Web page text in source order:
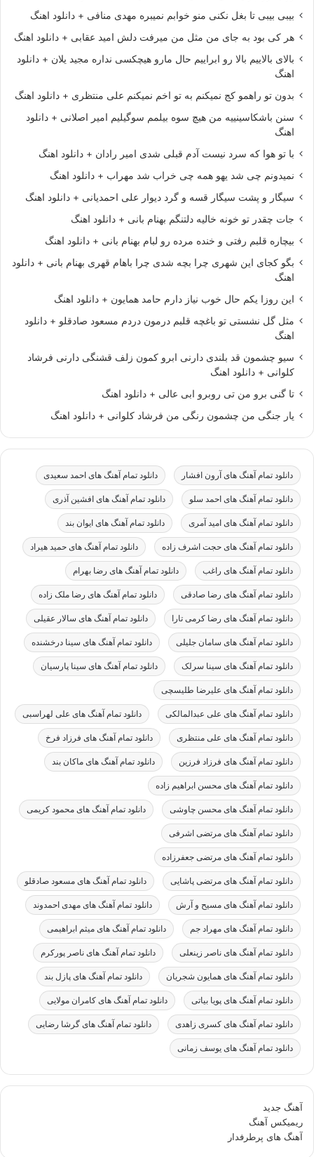
بیبی بیبی تا بغل نکنی منو خوابم نمیبره مهدی منافی + دانلود اهنگ
هر کی بود به جای من مثل من میرفت دلش امید عقابی + دانلود اهنگ
بالای بالاییم بالا رو ابراییم حال مارو هیچکسی نداره مجید یلان + دانلود
اهنگ
بدون تو راهمو کج نمیکنم به تو اخم نمیکنم علی منتظری + دانلود اهنگ
سنن باشکاسینییه من هیچ سوه بیلمم سوگیلیم امیر اصلانی + دانلود
اهنگ
با تو هوا که سرد نیست آدم قبلی شدی امیر رادان + دانلود اهنگ
نمیدونم چی شد یهو همه چی خراب شد مهراب + دانلود اهنگ
سیگار و پشت سیگار قسه و گرد دیوار علی احمدیانی + دانلود اهنگ
جات چقدر تو خونه خالیه دلتنگم بهنام بانی + دانلود اهنگ
بیچاره قلبم رفتی و خنده مرده رو لبام بهنام بانی + دانلود اهنگ
بگو کجای این شهری چرا بچه شدی چرا باهام قهری بهنام بانی + دانلود
اهنگ
این روزا یکم حال خوب نیاز دارم حامد همایون + دانلود اهنگ
مثل گل نشستی تو باغچه قلبم درمون دردم مسعود صادقلو + دانلود
اهنگ
سیو چشمون قد بلندی دارنی ابرو کمون زلف قشنگی دارنی فرشاد
کلوانی + دانلود اهنگ
تا گنی برو من تی روبرو ابی عالی + دانلود اهنگ
یار جنگی من چشمون رنگی من فرشاد کلوانی + دانلود اهنگ
دانلود تمام آهنگ های آرون افشار دانلود تمام آهنگ های احمد سعیدی
دانلود تمام آهنگ های احمد سلو دانلود تمام آهنگ های افشین آذری
دانلود تمام آهنگ های امید آمری دانلود تمام آهنگ های ایوان بند
دانلود تمام آهنگ های حجت اشرف زاده دانلود تمام آهنگ های حمید هیراد
دانلود تمام آهنگ های راغب دانلود تمام آهنگ های رضا بهرام
دانلود تمام آهنگ های رضا صادقی دانلود تمام آهنگ های رضا ملک زاده
دانلود تمام آهنگ های رضا کرمی تارا دانلود تمام آهنگ های سالار عقیلی
دانلود تمام آهنگ های سامان جلیلی دانلود تمام آهنگ های سینا درخشنده
دانلود تمام آهنگ های سینا سرلک دانلود تمام آهنگ های سینا پارسیان
دانلود تمام آهنگ های علیرضا طلیسچی
دانلود تمام آهنگ های علی عبدالمالکی دانلود تمام آهنگ های علی لهراسبی
دانلود تمام آهنگ های علی منتظری دانلود تمام آهنگ های فرزاد فرخ
دانلود تمام آهنگ های فرزاد فرزین دانلود تمام آهنگ های ماکان بند
دانلود تمام آهنگ های محسن ابراهیم زاده
دانلود تمام آهنگ های محسن چاوشی دانلود تمام آهنگ های محمود کریمی
دانلود تمام آهنگ های مرتضی اشرفی
دانلود تمام آهنگ های مرتضی جعفرزاده
دانلود تمام آهنگ های مرتضی پاشایی دانلود تمام آهنگ های مسعود صادقلو
دانلود تمام آهنگ های مسیح و آرش دانلود تمام آهنگ های مهدی احمدوند
دانلود تمام آهنگ های مهراد جم دانلود تمام آهنگ های میثم ابراهیمی
دانلود تمام آهنگ های ناصر زینعلی دانلود تمام آهنگ های ناصر پورکرم
دانلود تمام آهنگ های همایون شجریان دانلود تمام آهنگ های پازل بند
دانلود تمام آهنگ های پویا بیاتی دانلود تمام آهنگ های کامران مولایی
دانلود تمام آهنگ های کسری زاهدی دانلود تمام آهنگ های گرشا رضایی
دانلود تمام آهنگ های یوسف زمانی
آهنگ جدید
ریمیکس آهنگ
آهنگ های پرطرفدار